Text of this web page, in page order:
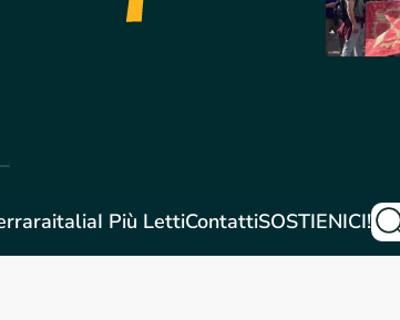
I Più LettiContattiSOSTIENICI!